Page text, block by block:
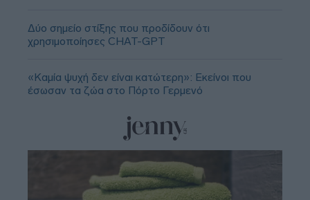
Δύο σημείο στίξης που προδίδουν ότι
χρησιμοποίησες CHAT-GPT
«Καμία ψυχή δεν είναι κατώτερη»: Εκείνοι που
έσωσαν τα ζώα στο Πόρτο Γερμενό